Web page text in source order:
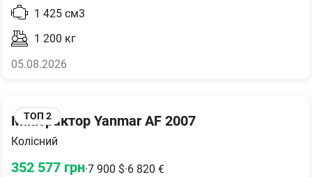
1 425 см3
1 200 кг
05.08.2026
ТОП 2
Мінітрактор Yanmar AF 2007
Колісний
352 577 грн·7 900 $·6 820 €